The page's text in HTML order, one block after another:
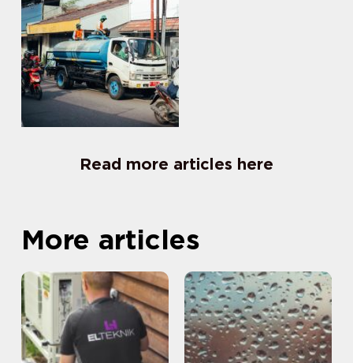
Read more articles here
More articles